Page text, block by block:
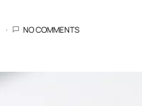
NO COMMENTS